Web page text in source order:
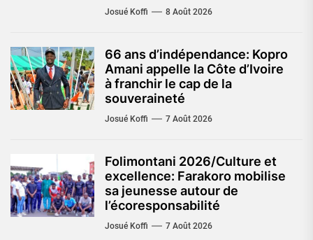
Josué Koffi 8 Août 2026
66 ans d’indépendance: Kopro
Amani appelle la Côte d’Ivoire
à franchir le cap de la
souveraineté
Josué Koffi 7 Août 2026
Folimontani 2026/Culture et
excellence: Farakoro mobilise
sa jeunesse autour de
l’écoresponsabilité
Josué Koffi 7 Août 2026